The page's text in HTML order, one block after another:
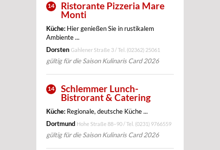
14
Ristorante Pizzeria Mare
Monti
Küche: Hier genießen Sie in rustikalem
Ambiente ...
Dorsten Gahlener Straße 3 / Tel. (02362) 25061
gültig für die Saison Kulinaris Card 2026
14
Schlemmer Lunch-
Bistrorant & Catering
Küche: Regionale, deutsche Küche ...
Dortmund Hohe Straße 88–90 / Tel. (0231) 9766559
gültig für die Saison Kulinaris Card 2026